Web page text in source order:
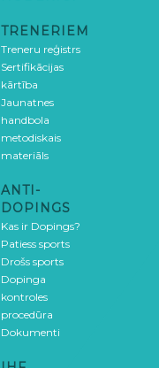
TRENERIEM
Treneru reģistrs
Sertifikācijas
kārtība
Jaunatnes
handbola
metodiskais
materiāls
ANTI-
DOPINGS
Kas ir Dopings?
Patiess sports
Drošs sports
Dopinga
kontroles
procedūra
Dokumenti